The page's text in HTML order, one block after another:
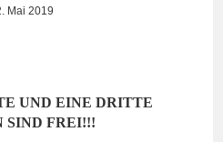
Mai 2019
UND EINE DRITTE
SIND FREI!!!